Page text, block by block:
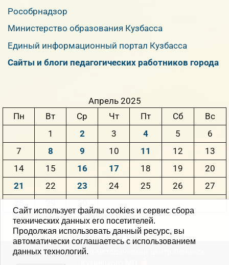
Рособрнадзор
Министерство образования Кузбасса
Единый информационный портал Кузбасса
Сайты и блоги педагогических работников города
Апрель 2025
Пн
Вт Ср Чт Пт Сб
Вс
1
2 3 4 5
6
7
8 9 10 11 12
13
14
15 16 17 18 19
20
21
22 23 24 25 26
27
« Мар Май »
© 2004-2026 Научно-методический центр Ленинск-
Сайт использует файлы cookies и сервис сбора
технических данных его посетителей.
Продолжая использовать данный ресурс, вы
автоматически соглашаетесь с использованием
данных технологий.